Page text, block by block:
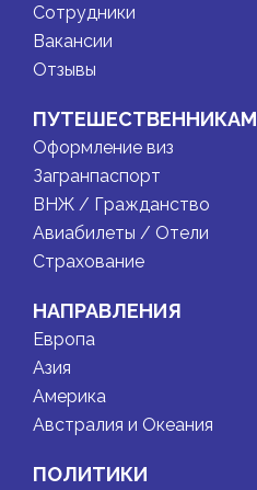
Сотрудники
Вакансии
Отзывы
ПУТЕШЕСТВЕННИКАМ
Оформление виз
Загранпаспорт
ВНЖ / Гражданство
Авиабилеты / Отели
Страхование
НАПРАВЛЕНИЯ
Европа
Азия
Америка
Австралия и Океания
ПОЛИТИКИ